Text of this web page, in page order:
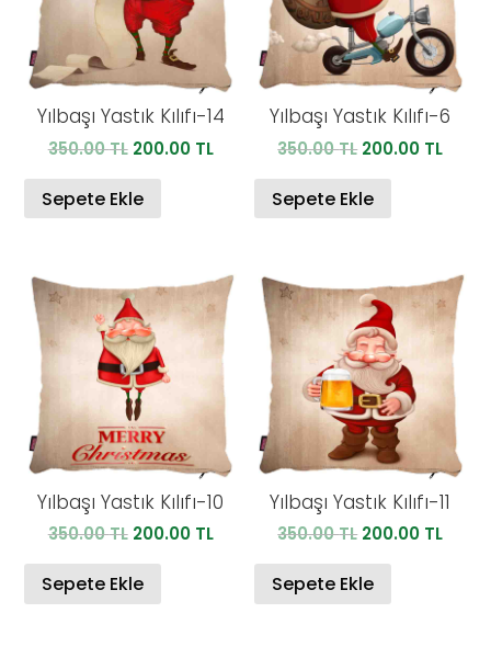
Yılbaşı Yastık Kılıfı-14
350.00TL Orijinal
350.00 TL.
200.00 TLŞu
200.00 TL.
Sepete Ekle
Yılbaşı Yastık Kılıfı-6
350.00TL Orijinal
350.00 TL.
200.00 TLŞu
Sepete Ekle
Yılbaşı Yastık Kılıfı-10
350.00TL Orijinal
350.00 TL.
200.00 TLŞu
200.00 TL.
Sepete Ekle
Yılbaşı Yastık Kılıfı-11
350.00TL Orijinal
350.00 TL.
200.00 TLŞu
Sepete Ekle